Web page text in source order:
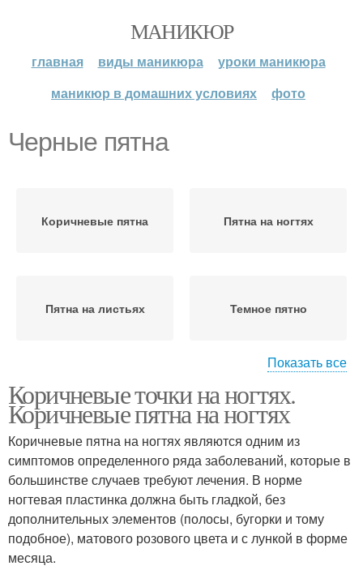
МАНИКЮР
главная виды маникюра
уроки маникюра
маникюр в домашних условиях
фото
Черные пятна
Коричневые пятна Пятна на ногтях
Пятна на листьях Темное пятно
Пятно под ногтем Темные пятна
Черное пятно Пятно на ногте
Светло-коричневые
Показать все
Коричневые точки на ногтях.
Коричневые пятна на ногтях
Коричневые пятна на ногтях являются одним из
симптомов определенного ряда заболеваний, которые в
большинстве случаев требуют лечения. В норме
ногтевая пластинка должна быть гладкой, без
дополнительных элементов (полосы, бугорки и тому
подобное), матового розового цвета и с лункой в форме
месяца.